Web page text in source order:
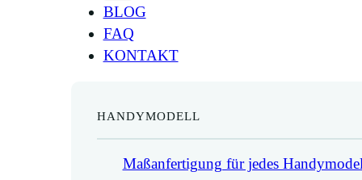
BLOG
FAQ
KONTAKT
HANDYMODELL
Maßanfertigung für jedes